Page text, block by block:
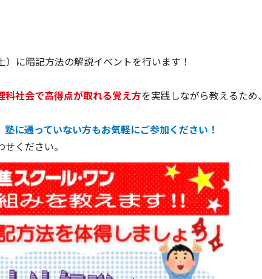
に暗記方法の解説イベントを行います！
科社会で高得点が取れる覚え方を実践しながら教えるため、
に通っていない方もお気軽にご参加ください！
ください。